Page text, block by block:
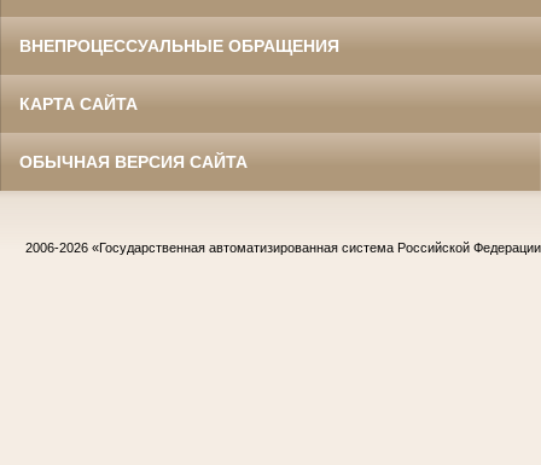
ВНЕПРОЦЕССУАЛЬНЫЕ ОБРАЩЕНИЯ
КАРТА САЙТА
ОБЫЧНАЯ ВЕРСИЯ САЙТА
2006-2026 «Государственная автоматизированная система Российской